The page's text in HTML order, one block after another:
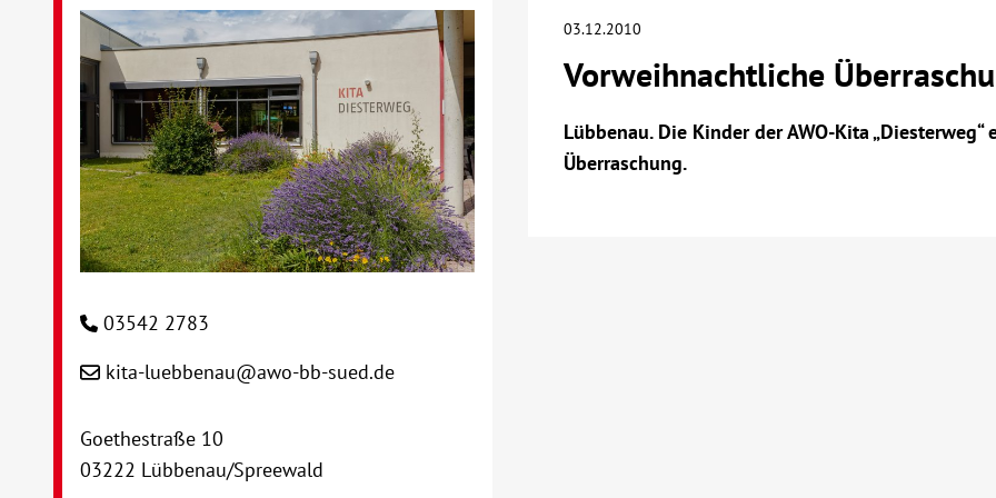
03.12.2010
Vorweihnachtliche
Lübbenau. Die Kinder der AWO-Kita
Überraschung.
03542 2783
kita-luebbenau@awo-bb-sued.de
Goethestraße 10
03222 Lübbenau/Spreewald